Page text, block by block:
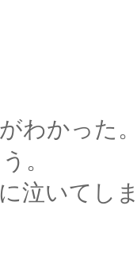
わかった
。
泣いてし